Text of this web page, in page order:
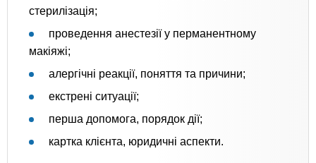
стерилізація;
проведення анестезії у перманентному
макіяжі;
алергічні реакції, поняття та причини;
екстрені ситуації;
перша допомога, порядок дії;
картка клієнта, юридичні аспекти.